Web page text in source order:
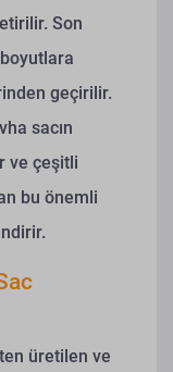
Son
geçirilir.
sacın
ve çeşitli
bu önemli
üretilen ve